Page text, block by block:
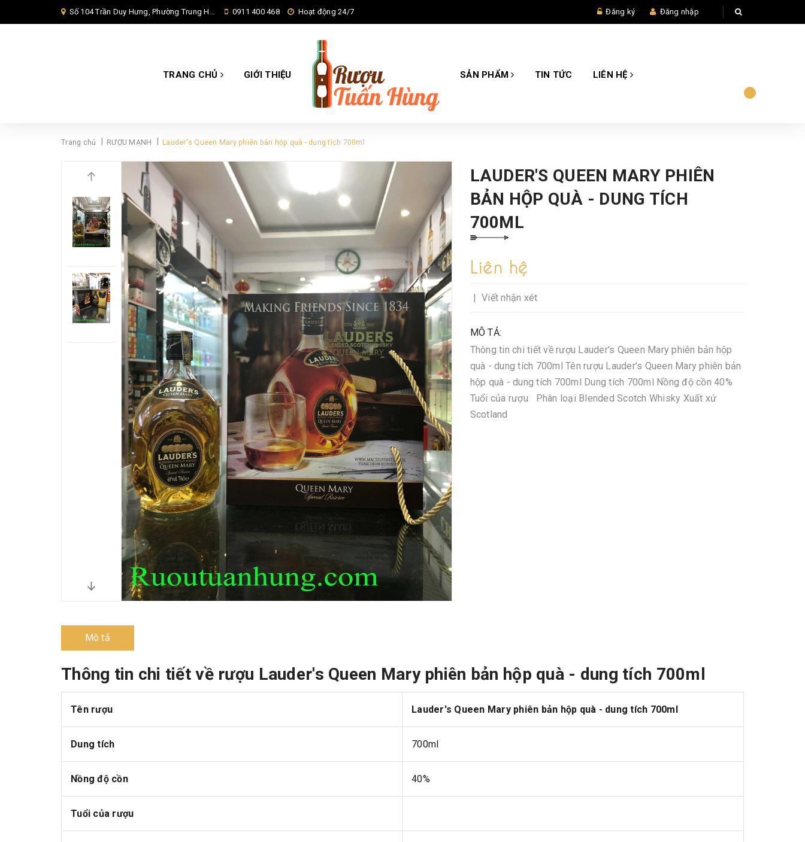
Số 104 Trần Duy Hưng, Phường Trung Hoà, Quận Cầu Giấy, Hà Nội, 0911 400 468 Hoạt động 24/7 Đăng ký Đăng nhập
TRANG CHỦ GIỚI THIỆU SẢN PHẨM TIN TỨC LIÊN HỆ
Trang chủ RƯỢU MẠNH Lauder's Queen Mary phiên bản hộp quà - dung tích 700ml
LAUDER'S QUEEN MARY PHIÊN
BẢN HỘP QUÀ - DUNG TÍCH
700ML
Liên hệ
| Viết nhận xét
MÔ TẢ:
Thông tin chi tiết về rượu Lauder's Queen Mary phiên bản hộp
quà - dung tích 700ml Tên rượu Lauder's Queen Mary phiên bản
hộp quà - dung tích 700ml Dung tích 700ml Nồng độ cồn 40%
Tuổi của rượu Phân loại Blended Scotch Whisky Xuất xứ
Scotland
Mô tả
Thông tin chi tiết về rượu Lauder's Queen Mary phiên bản hộp quà - dung tích 700ml
Tên rượu Lauder's Queen Mary phiên bản hộp quà - dung tích 700ml
Dung tích 700ml
Nồng độ cồn 40%
Tuổi của rượu